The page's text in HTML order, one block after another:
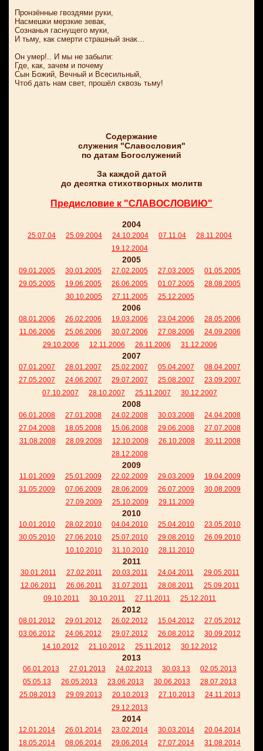
Пронзённые гвоздями руки,
Насмешки мерзкие зевак,
Сознанья гаснущего муки,
И тьму, как смерти страшный знак…
Он умер!.. И мы не забыли:
Где, как, зачем и почему
Сын Божий, Вечный и Всесильный,
Чтоб дать нам свет, прошёл сквозь тьму!
Содержание
служения "Славословия"
по датам Богослужений
За каждой датой
до десятка стихотворных молитв
Предисловие к "СЛАВОСЛОВИЮ"
2004
25.07.04 25.09.2004 24.10.2004 07.11.04
28.11.2004
19.12.2004
2005
09.01.2005 30.01.2005 27.02.2005 27.03.2005
01.05.2005
29.05.2005
19.06.2005 26.06.2005 01.07.2005
28.08.2005
30.10.2005
27.11.2005 25.12.2005
2006
08.01.2006 26.02.2006 19.03.2006 23.04.2006
28.05.2006
11.06.2006
25.06.2006 30.07.2006 27.08.2006
24.09.2006
29.10.2006
12.11.2006 26.11.2006 31.12.2006
2007
07.01.2007 28.01.2007 25.02.2007 05.04.2007
08.04.2007
27.05.2007
24.06.2007 29.07.2007 25.08.2007
23.09.2007
07.10.2007
28.10.2007 25.11.2007 30.12.2007
2008
06.01.2008 27.01.2008 24.02.2008 30.03.2008
24.04.2008
27.04.2008
18.05.2008 15.06.2008 29.06.2008
27.07.2008
31.08.2008
28.09.2008 12.10.2008 26.10.2008
30.11.2008
28.12.2008
2009
11.01.2009 25.01.2009 22.02.2009 29.03.2009
19.04.2009
31.05.2009
07.06.2009 28.06.2009 26.07.2009
30.08.2009
27.09.2009
25.10.2009 29.11.2009
2010
10.01.2010 28.02.2010 04.04.2010 25.04.2010
23.05.2010
30.05.2010
27.06.2010 25.07.2010 29.08.2010
26.09.2010
10.10.2010
31.10.2010 28.11.2010
2011
30.01.2011 27.02.2011 20.03.2011 24.04.2011
29.05.2011
12.06.2011
26.06.2011 31.07.2011 28.08.2011
25.09.2011
09.10.2011
30.10.2011 27.11.2011 25.12.2011
2012
08.01.2012 29.01.2012 26.02.2012 15.04.2012
27.05.2012
03.06.2012
24.06.2012 29.07.2012 26.08.2012
30.09.2012
14.10.2012
21.10.2012 25.11.2012 30.12.2012
2013
06.01.2013 27.01.2013 24.02.2013 30.03.13
02.05.2013
05.05.13
26.05.2013 23.06.2013 30.06.2013
28.07.2013
25.08.2013
29.09.2013 20.10.2013 27.10.2013
24.11.2013
29.12.2013
2014
12.01.2014 26.01.2014 23.02.2014 30.03.2014
20.04.2014
18.05.2014
08.06.2014 29.06.2014 27.07.2014
31.08.2014